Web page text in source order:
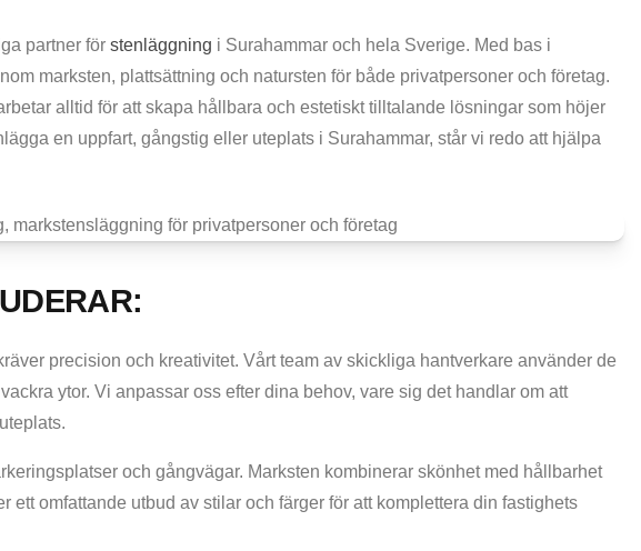
partner för stenläggning i Surahammar och hela Sverige. Med bas i
marksten, plattsättning och natursten för både privatpersoner och företag.
alltid för att skapa hållbara och estetiskt tilltalande lösningar som höjer
en uppfart, gångstig eller uteplats i Surahammar, står vi redo att hjälpa
precision och kreativitet. Vårt team av skickliga hantverkare använder de
ytor. Vi anpassar oss efter dina behov, vare sig det handlar om att
och gångvägar. Marksten kombinerar skönhet med hållbarhet
ett omfattande utbud av stilar och färger för att komplettera din fastighets